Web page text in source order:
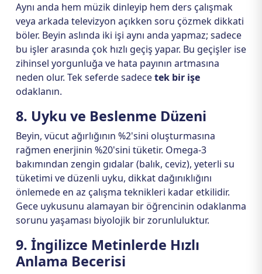
Aynı anda hem müzik dinleyip hem ders çalışmak
veya arkada televizyon açıkken soru çözmek dikkati
böler. Beyin aslında iki işi aynı anda yapmaz; sadece
bu işler arasında çok hızlı geçiş yapar. Bu geçişler ise
zihinsel yorgunluğa ve hata payının artmasına
neden olur. Tek seferde sadecetek bir işe
odaklanın.
8. Uyku ve Beslenme Düzeni
Beyin, vücut ağırlığının %2'sini oluşturmasına
rağmen enerjinin %20'sini tüketir. Omega-3
bakımından zengin gıdalar (balık, ceviz), yeterli su
tüketimi ve düzenli uyku, dikkat dağınıklığını
önlemede en az çalışma teknikleri kadar etkilidir.
Gece uykusunu alamayan bir öğrencinin odaklanma
sorunu yaşaması biyolojik bir zorunluluktur.
9. İngilizce Metinlerde Hızlı
Anlama Becerisi